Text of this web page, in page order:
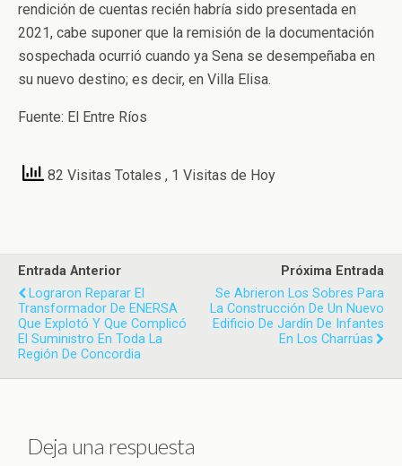
rendición de cuentas recién habría sido presentada en
2021, cabe suponer que la remisión de la documentación
sospechada ocurrió cuando ya Sena se desempeñaba en
su nuevo destino; es decir, en Villa Elisa.
Fuente: El Entre Ríos
82 Visitas Totales , 1 Visitas de Hoy
Entrada Anterior
Lograron Reparar El
Transformador De ENERSA
Que Explotó Y Que Complicó
El Suministro En Toda La
Región De Concordia
Próxima Entrada
Se Abrieron Los Sobres Para
La Construcción De Un Nuevo
Edificio De Jardín De Infantes
En Los Charrúas
Deja una respuesta